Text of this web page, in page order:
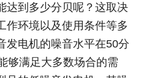
达到多少分贝呢？这取决
作环境以及使用条件等多
发电机的噪音水平在50分
够满足大多数场合的需